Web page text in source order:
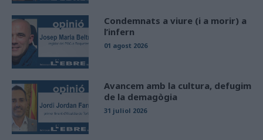
Condemnats a viure (i a morir) a
l’infern
01 agost 2026
Avancem amb la cultura, defugim
de la demagògia
31 juliol 2026